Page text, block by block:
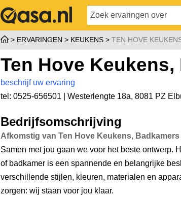
ERVARINGEN KEUKENS TEN HOVE
Ten Hove
beschrijf uw ervaring
tel: 0525-656501 | Westerlengte 18a, 8081 PZ
Bedrijfsomschrijving
Afkomstig van Ten Hove Keukens, Badkamers
Samen met jou gaan we voor het beste ontwerp.
of badkamer is een spannende en belangrijke
verschillende stijlen, kleuren, materialen en
zorgen: wij staan voor jou klaar.